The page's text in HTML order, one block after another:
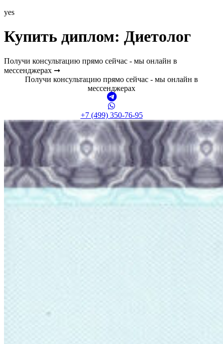
yes
Купить диплом: Диетолог
Получи консультацию прямо сейчас - мы онлайн в
мессенджерах ➞
Получи консультацию прямо сейчас - мы онлайн в
мессенджерах
+7 (499) 350-76-95